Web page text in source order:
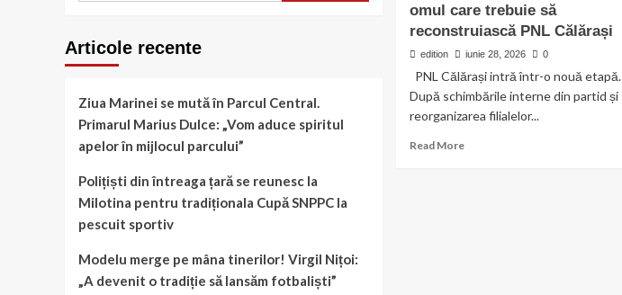
omul care trebuie să
reconstruiască PNL Călărași
edition iunie 28, 2026 0
PNL Călărași intră într-o nouă etapă.
După schimbările interne din partid și
reorganizarea filialelor...
Read MoreRead
Articole recente
Ziua Marinei se mută în Parcul Central.
Primarul Marius Dulce: „Vom aduce spiritul
apelor în mijlocul parcului”
Polițiști din întreaga țară se reunesc la
Milotina pentru tradiționala Cupă SNPPC la
pescuit sportiv
Modelu merge pe mâna tinerilor! Virgil Nițoi:
„A devenit o tradiție să lansăm fotbaliști”